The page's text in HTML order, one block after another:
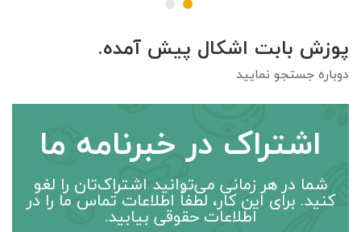
پوزش بابت اشکال پیش آمده.
دوباره جستجو نمایید
اشتراک در خبرنامه ما
شما در هر زمانی می‌توانید اشتراک‌تان را لغو
کنید. برای این کار، لطفاً اطلاعات تماس ما را در
اطلاعات حقوقی بیابید.